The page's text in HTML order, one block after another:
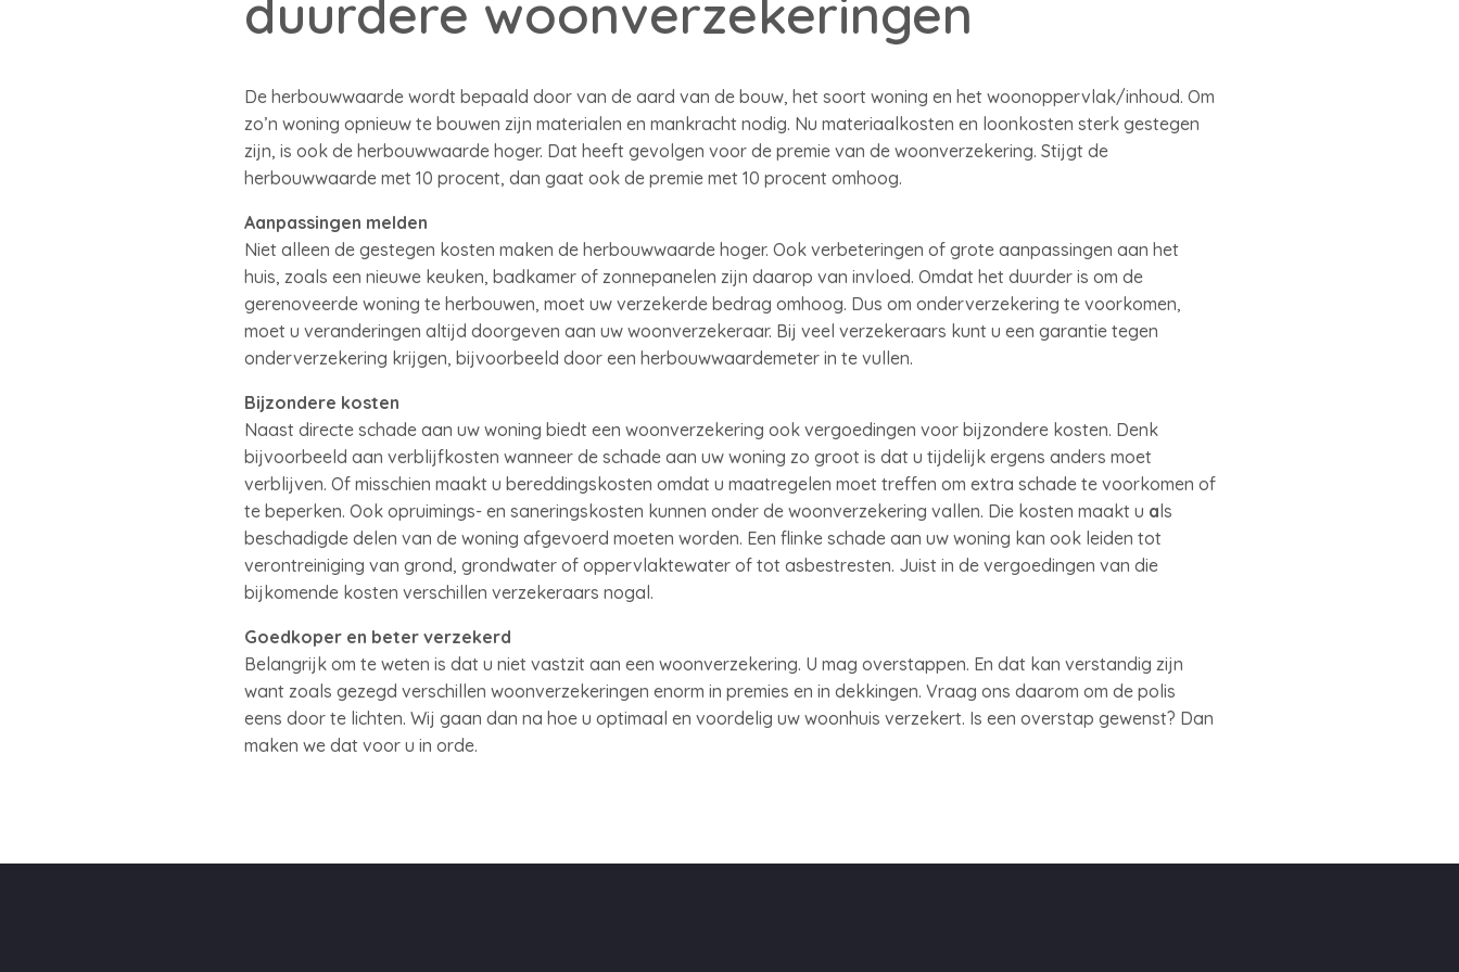
duurdere woonverzekeringen
De herbouwwaarde wordt bepaald door van de aard van de bouw, het soort woning en het woonoppervlak/inhoud. Om
zo’n woning opnieuw te bouwen zijn materialen en mankracht nodig. Nu materiaalkosten en loonkosten sterk gestegen
zijn, is ook de herbouwwaarde hoger. Dat heeft gevolgen voor de premie van de woonverzekering. Stijgt de
herbouwwaarde met 10 procent, dan gaat ook de premie met 10 procent omhoog.
Aanpassingen melden
Niet alleen de gestegen kosten maken de herbouwwaarde hoger. Ook verbeteringen of grote aanpassingen aan het
huis, zoals een nieuwe keuken, badkamer of zonnepanelen zijn daarop van invloed. Omdat het duurder is om de
gerenoveerde woning te herbouwen, moet uw verzekerde bedrag omhoog. Dus om onderverzekering te voorkomen,
moet u veranderingen altijd doorgeven aan uw woonverzekeraar. Bij veel verzekeraars kunt u een garantie tegen
onderverzekering krijgen, bijvoorbeeld door een herbouwwaardemeter in te vullen.
Bijzondere kosten
Naast directe schade aan uw woning biedt een woonverzekering ook vergoedingen voor bijzondere kosten. Denk
bijvoorbeeld aan verblijfkosten wanneer de schade aan uw woning zo groot is dat u tijdelijk ergens anders moet
verblijven. Of misschien maakt u bereddingskosten omdat u maatregelen moet treffen om extra schade te voorkomen of
te beperken. Ook opruimings- en saneringskosten kunnen onder de woonverzekering vallen. Die kosten maakt u a ls
beschadigde delen van de woning afgevoerd moeten worden. Een flinke schade aan uw woning kan ook leiden tot
verontreiniging van grond, grondwater of oppervlaktewater of tot asbestresten. Juist in de vergoedingen van die
bijkomende kosten verschillen verzekeraars nogal.
Goedkoper en beter verzekerd
Belangrijk om te weten is dat u niet vastzit aan een woonverzekering. U mag overstappen. En dat kan verstandig zijn
want zoals gezegd verschillen woonverzekeringen enorm in premies en in dekkingen. Vraag ons daarom om de polis
eens door te lichten. Wij gaan dan na hoe u optimaal en voordelig uw woonhuis verzekert. Is een overstap gewenst? Dan
maken we dat voor u in orde.